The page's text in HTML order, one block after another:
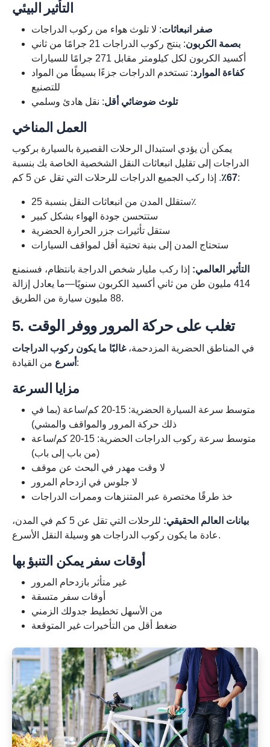
التأثير البيئي
صفر انبعاثات: لا تلوث هواء من ركوب الدراجات
بصمة الكربون
: ينتج ركوب الدراجات 21 جرامًا من ثاني
أكسيد الكربون لكل كيلومتر مقابل 271 جرامًا للسيارات
كفاءة الموارد: تستخدم الدراجات جزءًا بسيطًا من المواد
للتصنيع
تلوث ضوضائي أقل: نقل هادئ وسلمي
العمل المناخي
يمكن أن يؤدي استبدال الرحلات القصيرة بالسيارة بركوب
الدراجات إلى تقليل انبعاثات النقل الشخصية الخاصة بك بنسبة
67٪. إذا ركب الجميع الدراجات للرحلات التي تقل عن 5 كم:
ستقلل المدن من انبعاثات النقل بنسبة 25٪
ستتحسن جودة الهواء بشكل كبير
ستقل تأثيرات جزر الحرارة الحضرية
ستحتاج المدن إلى بنية تحتية أقل لمواقف السيارات
التأثير العالمي: إذا ركب مليار شخص الدراجة بانتظام، فسنمنع
414 مليون طن من ثاني أكسيد الكربون سنويًا—ما يعادل إزالة
88 مليون سيارة من الطريق.
5. تغلب على حركة المرور ووفر الوقت
في المناطق الحضرية المزدحمة،غالبًا ما يكون ركوب الدراجات
أسرع من القيادة:
مزايا السرعة
متوسط سرعة السيارة الحضرية: 15-20 كم/ساعة (بما في
ذلك حركة المرور والمواقف والمشي)
متوسط سرعة ركوب الدراجات الحضرية: 15-20 كم/ساعة
(من باب إلى باب)
لا وقت مهدر في البحث عن موقف
لا جلوس في ازدحام المرور
خذ طرقًا مختصرة عبر المتنزهات وممرات الدراجات
بيانات العالم الحقيقي:
للرحلات التي تقل عن 5 كم في المدن،
عادة ما يكون ركوب الدراجات هو وسيلة النقل الأسرع.
أوقات سفر يمكن التنبؤ بها
غير متأثر بازدحام المرور
أوقات سفر متسقة
من الأسهل تخطيط جدولك الزمني
ضغط أقل من التأخيرات غير المتوقعة